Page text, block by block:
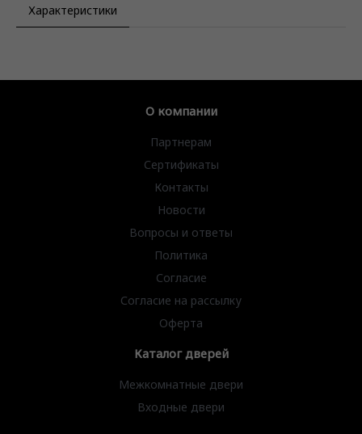
Характеристики
О компании
Партнерам
Сертификаты
Контакты
Новости
Вопросы и ответы
Политика
Согласие
Согласие на рассылку
Оферта
Каталог дверей
Межкомнатные двери
Входные двери